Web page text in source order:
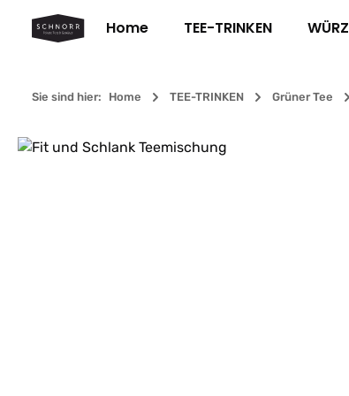
Hauptinhalt springen
Zur Suche springen
Zur Hauptnavigation springen
Home TEE-TRINKEN
Sie sind hier: Home TEE-TRINKEN Grüner Tee
Bildergalerie überspringen